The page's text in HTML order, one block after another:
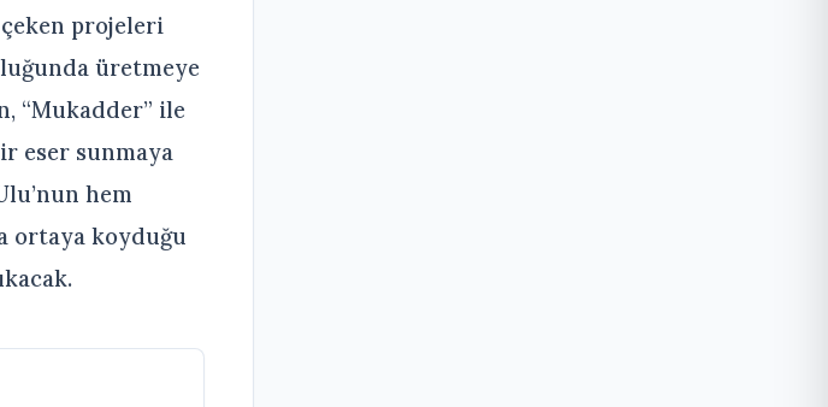
projeleri
üretmeye
“Mukadder” ile
eser sunmaya
hem
ortaya koyduğu